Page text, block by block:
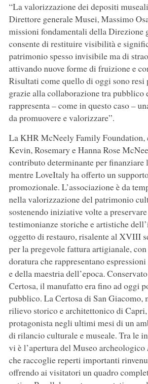
“La valorizzazione dei depositi
Direttore generale Musei, Massimo
missioni fondamentali della Direzione
consente di restituire visibilità e
patrimonio spesso invisibile ma di
attivando nuove forme di fruizione e
Risultati come quello di oggi sono resi
grazie alla collaborazione tra pubblico
rappresenta – come in questo caso –
da promuovere e valorizzare”.
La KHR McNeely Family Foundation,
Kevin, Rosemary e Hanna Rose
contributo determinante per finanziare
mentre LoveItaly ha offerto un
promozionale. L’associazione è da
nella valorizzazione del patrimonio
sostenendo iniziative volte a
testimonianze storiche e artistiche
oggetto di restauro, risalente al XVIII
per la pregevole fattura artigianale,
doratura che rappresentano
e della maestria dell’epoca.
Certosa, il manufatto era fino ad oggi
pubblico. La Certosa di San Giacomo,
rilievo storico e architettonico di Capri,
protagonista negli ultimi mesi di un
di rilancio culturale e museale. Tra le
vi è l’apertura del Museo archeologico
che raccoglie reperti importanti
offrendo ai visitatori un quadro